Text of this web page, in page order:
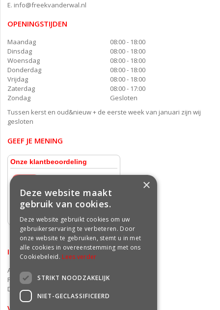
E. info@freekvanderwal.nl
OPENINGSTIJDEN
Maandag
08:00 - 18:00
Dinsdag
08:00 - 18:00
Woensdag
08:00 - 18:00
Donderdag
08:00 - 18:00
Vrijdag
08:00 - 18:00
Zaterdag
08:00 - 17:00
Zondag
Gesloten
Tussen kerst en oud&nieuw + de eerste week van januari zijn wij
gesloten
GEEF JE MENING
INFORMATIE
Algemene voorwaarden
Privacy statement
Disclaimer
VOLG ONS OP FACEBOOK
×
Deze website maakt
gebruik van cookies.
Deze website gebruikt cookies om uw
gebruikerservaring te verbeteren. Door
onze website te gebruiken, stemt u in met
alle cookies in overeenstemming met ons
Cookiebeleid. Lees verder
STRIKT NOODZAKELIJK
NIET-GECLASSIFICEERD